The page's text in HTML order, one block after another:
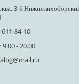
3-й
84-10
- 20.00